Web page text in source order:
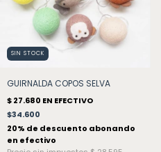
SIN STOCK
GUIRNALDA COPOS SELVA
$34.600